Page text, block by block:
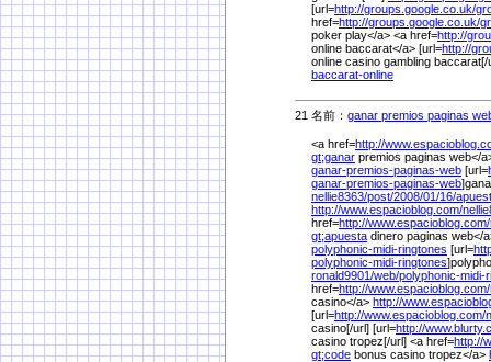
[url=http://groups.google.co.uk/
href=http://groups.google.co.uk/
poker play</a> <a href=http://
online baccarat</a> [url=http://
online casino gambling
baccarat-online
21 名前： ganar premios paginas
<a href=http://
gt;ganar premios paginas web</
ganar-premios-paginas-web [url=
ganar-premios-paginas-web
nellie8363/post/2008/01/16/
http://www.espacioblog.com/
href=http://www.espacioblog.com/
gt;apuesta dinero paginas web</
polyphonic-midi-ringtones [url=
polyphonic-midi-ringtones
ronald9901/web/polyphonic-midi-
href=http://www.espacioblog.com/
casino</a> http://
[url=http://www.espacioblog.com/
casino[/url] [url=http://
casino tropez[/url] <a href=http://
gt;code bonus casino tropez</a>